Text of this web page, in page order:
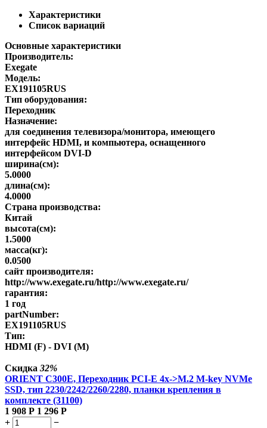
Характеристики
Список вариаций
Основные характеристики
Производитель:
Exegate
Модель:
EX191105RUS
Тип оборудования:
Переходник
Назначение:
для соединения телевизора/монитора, имеющего
интерфейс HDMI, и компьютера, оснащенного
интерфейсом DVI-D
ширина(см):
5.0000
длина(см):
4.0000
Страна производства:
Китай
высота(см):
1.5000
масса(кг):
0.0500
сайт производителя:
http://www.exegate.ru/http://www.exegate.ru/
гарантия:
1 год
partNumber:
EX191105RUS
Тип:
HDMI (F) - DVI (M)
Скидка 32%
ORIENT C300E, Переходник PCI-E 4x->M.2 M-key NVMe
SSD, тип 2230/2242/2260/2280, планки крепления в
комплекте (31100)
1 908 Р 1 296 Р
+
−